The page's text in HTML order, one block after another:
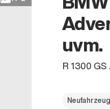
uvm.
R 1300
Neufahrzeug